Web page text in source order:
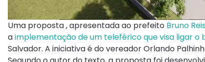
Uma proposta , apresentada ao prefeito Bruno
aimplementação de um teleférico que visa ligar o
Salvador. A iniciativa é do vereador Orlando